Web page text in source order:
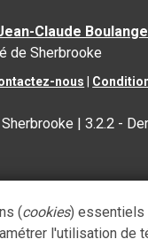
Claude
de Sherbrooke
nous |
|3.2.2 -
(cookies) essentiels
l'utilisation de